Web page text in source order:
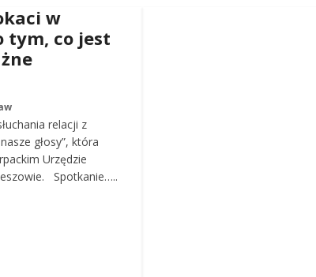
w
tym, co jest
relacji z
głosy”, która
Urzędzie
Spotkanie…..